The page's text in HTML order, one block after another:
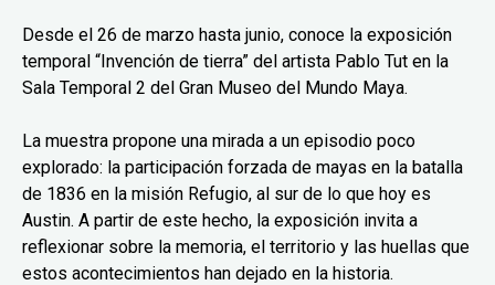
Desde el 26 de marzo hasta junio, conoce la exposición
temporal “Invención de tierra” del artista Pablo Tut en la
Sala Temporal 2 del Gran Museo del Mundo Maya.
La muestra propone una mirada a un episodio poco
explorado: la participación forzada de mayas en la batalla
de 1836 en la misión Refugio, al sur de lo que hoy es
Austin. A partir de este hecho, la exposición invita a
reflexionar sobre la memoria, el territorio y las huellas que
estos acontecimientos han dejado en la historia.